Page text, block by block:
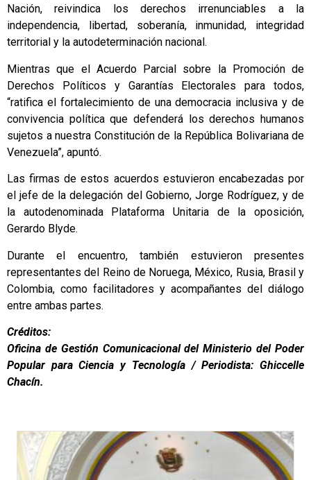
Nación, reivindica los derechos irrenunciables a la
independencia, libertad, soberanía, inmunidad, integridad
territorial y la autodeterminación nacional.
Mientras que el Acuerdo Parcial sobre la Promoción de
Derechos Políticos y Garantías Electorales para todos,
“ratifica el fortalecimiento de una democracia inclusiva y de
convivencia política que defenderá los derechos humanos
sujetos a nuestra Constitución de la República Bolivariana de
Venezuela”, apuntó.
Las firmas de estos acuerdos estuvieron encabezadas por
el jefe de la delegación del Gobierno, Jorge Rodríguez, y de
la autodenominada Plataforma Unitaria de la oposición,
Gerardo Blyde.
Durante el encuentro, también estuvieron presentes
representantes del Reino de Noruega, México, Rusia, Brasil y
Colombia, como facilitadores y acompañantes del diálogo
entre ambas partes.
Créditos:
Oficina de Gestión Comunicacional del Ministerio del Poder
Popular para Ciencia y Tecnología / Periodista: Ghiccelle
Chacín.